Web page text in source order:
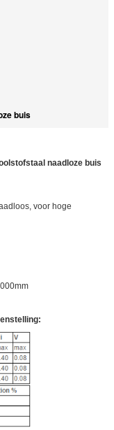
buis
naadloze buis
voor hoge